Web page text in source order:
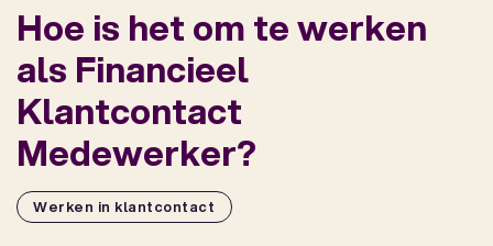
Hoe is het om te werken
als Financieel
Klantcontact
Medewerker?
Werken in klantcontact